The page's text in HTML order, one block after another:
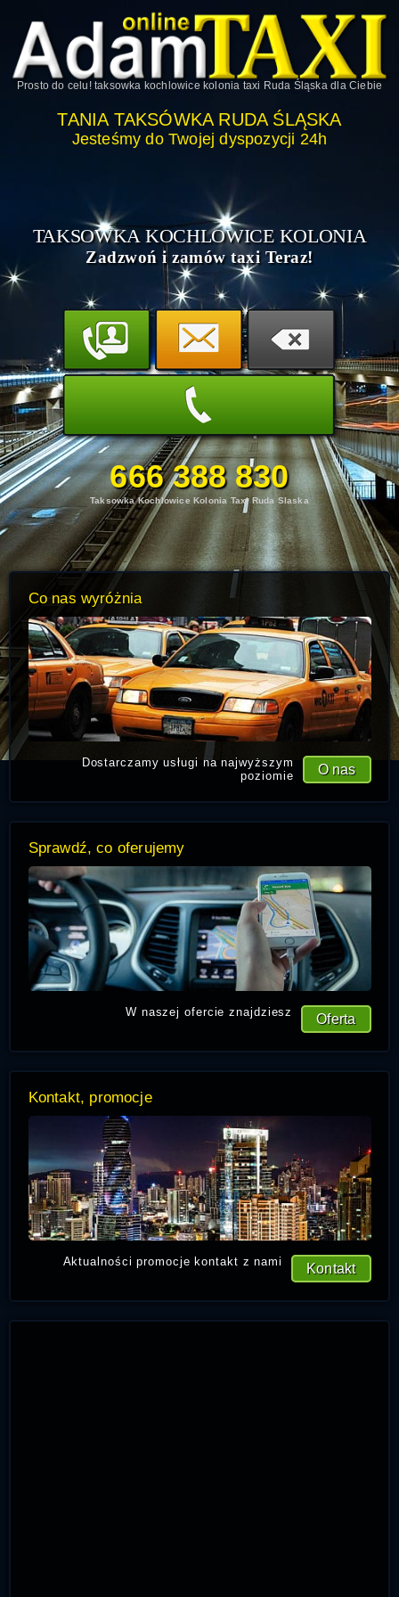
Prosto do celu!taksowka kochlowice kolonia taxi Ruda Śląskadla Ciebie
TANIA TAKSÓWKA RUDA ŚLĄSKA
Jesteśmy do Twojej dyspozycji 24h
TAKSOWKA KOCHLOWICE KOLONIA
Zadzwoń i zamów taxi Teraz!
666 388 830
Taksowka Kochlowice Kolonia Taxi Ruda Slaska
Co nas wyróżnia
O nas
Dostarczamy usługi na najwyższym
poziomie
Sprawdź, co oferujemy
Oferta
W naszej ofercie znajdziesz
Kontakt, promocje
Kontakt
Aktualności promocje kontakt z nami